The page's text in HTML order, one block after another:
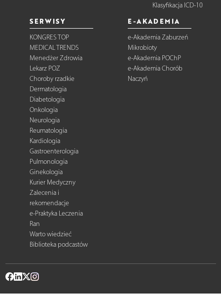
Klasyfikacja ICD-10
SERWISY
KONGRES TOP
MEDICAL TRENDS
Menedżer Zdrowia
Lekarz POZ
Choroby rzadkie
Dermatologia
Diabetologia
Onkologia
Neurologia
Reumatologia
Kardiologia
Gastroenterologia
Pulmonologia
Ginekologia
Kurier Medyczny
Zalecenia i
rekomendacje
e-Praktyka Leczenia
Ran
Warto wiedzieć
Biblioteka podcastów
E-AKADEMIA
e-Akademia Zaburzeń
Mikrobioty
e-Akademia POChP
e-Akademia Chorób
Naczyń